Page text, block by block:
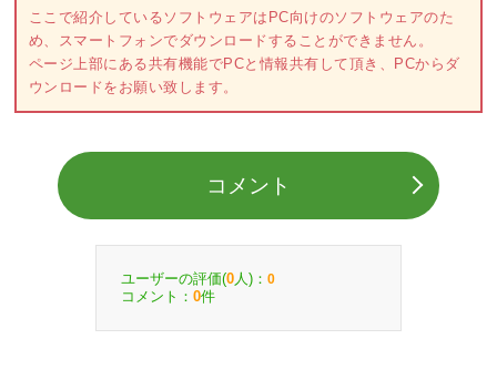
ここで紹介しているソフトウェアはPC向けのソフトウェアのた
め、スマートフォンでダウンロードすることができません。
ページ上部にある共有機能でPCと情報共有して頂き、PCからダ
ウンロードをお願い致します。
コメント
ユーザーの評価(0 人)： 0
コメント： 0件